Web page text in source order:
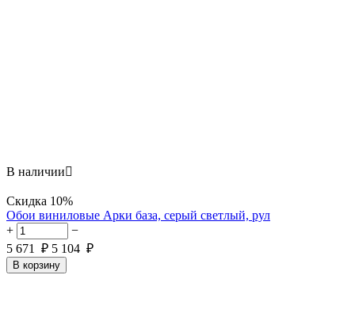
В наличии
Скидка 10%
Обои виниловые Арки база, серый светлый, рул
+
−
5 671 ₽ 5 104 ₽
В корзину